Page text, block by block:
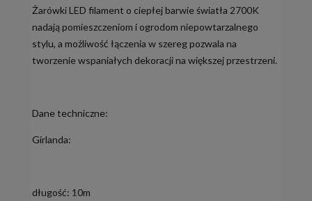
Żarówki LED filament o ciepłej barwie światła 2700K
nadają pomieszczeniom i ogrodom niepowtarzalnego
stylu, a możliwość łączenia w szereg pozwala na
tworzenie wspaniałych dekoracji na większej przestrzeni.
Dane techniczne:
Girlanda:
długość: 10m